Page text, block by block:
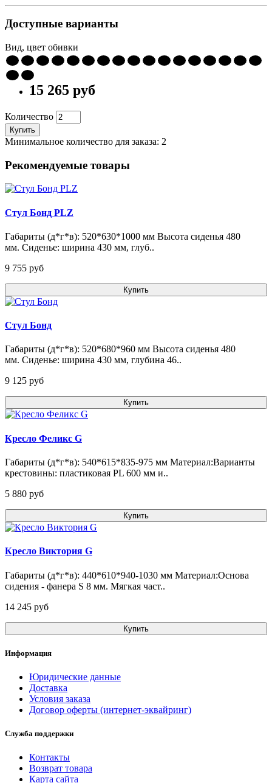
Доступные варианты
Вид, цвет обивки
15 265 pуб
Количество
Купить
Минимальное количество для заказа: 2
Рекомендуемые товары
Стул Бонд PLZ
Габариты (д*г*в): 520*630*1000 мм Высота сиденья 480
мм. Сиденье: ширина 430 мм, глуб..
9 755 pуб
Купить
Стул Бонд
Габариты (д*г*в): 520*680*960 мм Высота сиденья 480
мм. Сиденье: ширина 430 мм, глубина 46..
9 125 pуб
Купить
Кресло Феликс G
Габариты (д*г*в): 540*615*835-975 мм Материал:Варианты
крестовины: пластиковая PL 600 мм и..
5 880 pуб
Купить
Кресло Виктория G
Габариты (д*г*в): 440*610*940-1030 мм Материал:Основа
сидения - фанера S 8 мм. Мягкая част..
14 245 pуб
Купить
Информация
Юридические данные
Доставка
Условия заказа
Договор оферты (интернет-эквайринг)
Служба поддержки
Контакты
Возврат товара
Карта сайта